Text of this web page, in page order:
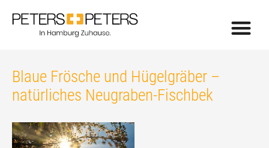
Blaue Frösche und Hügelgräber –
natürliches Neugraben-Fischbek